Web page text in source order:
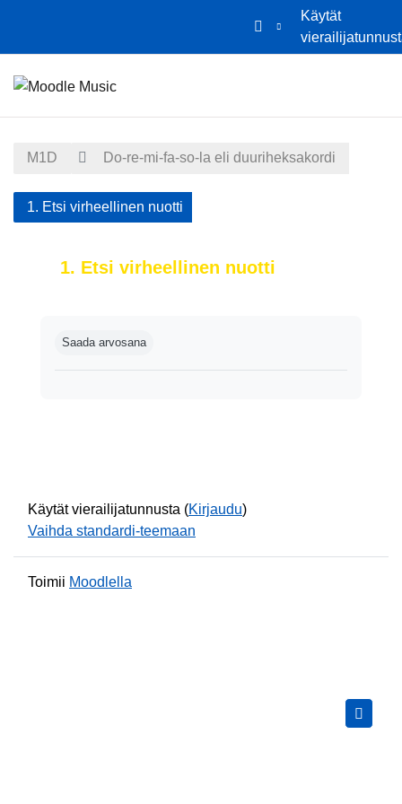
Käytät
M1D Do-re-mi-fa-so-la eli duuriheksakordi
1. Etsi virheellinen nuotti
1. Etsi virheellinen nuotti
Saada arvosana
Käytät vierailijatunnusta (Kirjaudu)
Vaihda standardi-teemaan
Toimii Moodlella